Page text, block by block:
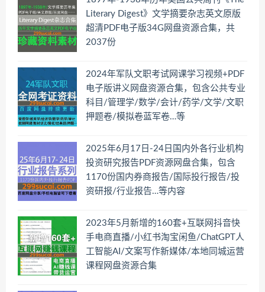
Literary Digest》文学摘要杂志英文原版
超清PDF电子版34G网盘资源合集，共
2037份
2024年军队文职考试网课学习视频+PDF
电子版讲义网盘资源合集，包含公共专业
科目/管理学/数学/会计/药学/文学/文职
押题卷/模拟卷蓝军卷…等
2025年6月17日-24日国内外各行业机构
投资研究报告PDF资源网盘合集，包含
1170份国内券商报告/国际投行报告/投
资研报/行业报告…等内容
2023年5月新增的160套+互联网抖音快
手电商直播/小红书淘宝闲鱼/ChatGPT人
工智能AI/文案写作新媒体/本地同城运营
课程网盘资源合集